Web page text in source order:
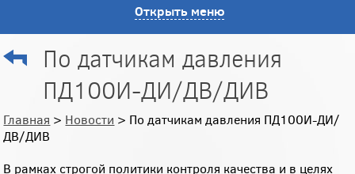
Открыть меню
По датчикам давления
ПД100И-ДИ/ДВ/ДИВ
Главная > Новости > По датчикам давления ПД100И-ДИ/
ДВ/ДИВ
В рамках строгой политики контроля качества и в целях